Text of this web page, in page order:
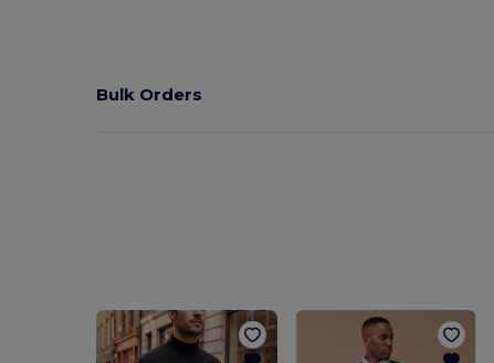
Bulk Orders